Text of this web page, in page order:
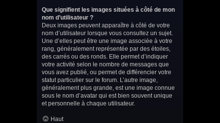
Que signifient les images situées à côté de mon
nom d’utilisateur ?
Deux images peuvent apparaître à côté de votre
nom d’utilisateur lorsque vous consultez un sujet.
Une d’elles peut être une image associée à votre
rang, généralement représentée par des étoiles,
des carrés ou des ronds. Elle permet d’indiquer
votre activité selon le nombre de messages que
vous avez publié, ou permet de différencier votre
statut particulier sur le forum. L’autre image,
généralement plus grande, est une image connue
sous le nom d’avatar qui est bien souvent unique
et personnelle à chaque utilisateur.
Haut